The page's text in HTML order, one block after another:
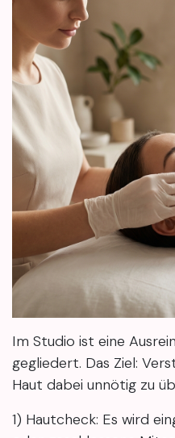
Im Studio ist eine
gegliedert. Das Ziel:
Haut dabei unnötig zu
1) Hautcheck: Es wird